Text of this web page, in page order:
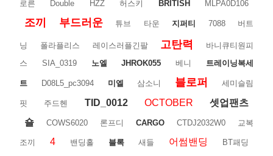
로른
Double HZZ 허스키 BRITISH MLPA0D106
조끼 부드러운 튜브 타운 지퍼티 7088 버트
닝 폴라플리스 레이스러플긴팔 고탄력
바니큐티원피
스
SIA_0319 노엘 JHROK055 베니 트레이닝복세
트 D08L5_pc3094 미엘 삼소니 블로퍼 세미슬림
핏 주드헨 TID_0012 OCTOBER
셋업팬츠
숄
COWS6020 론프디 CARGO CTDJ2032W0 교복
조끼 4 밴딩홀 블록 새들 어썸밴딩 BT패딩